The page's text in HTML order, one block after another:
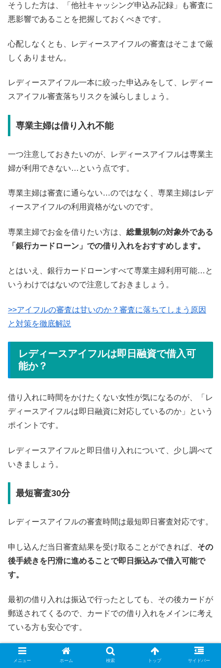
そうした方は、「他社キャッシング申込み記録」も審査に
悪影響であることを把握しておくべきです。
心配しなくとも、レディースアイフルの審査はそこまで厳
しくありません。
レディースアイフル一本に絞った申込みをして、レディー
スアイフル審査落ちリスクを減らしましょう。
専業主婦は借り入れ不能
一つ注意しておきたいのが、レディースアイフルは専業主
婦が利用できない…という点です。
専業主婦は審査に通らない…のではなく、専業主婦はレデ
ィースアイフルの利用資格がないのです。
専業主婦でお金を借りたい方は、 総量規制の対象外である
「銀行カードローン」での借り入れをおすすめします。
とはいえ、銀行カードローンすべて専業主婦利用可能…と
いうわけではないので注意しておきましょう。
>>アイフルの審査は甘いのか？審査に落ちてしまう原因
と対策を徹底解説
レディースアイフルは即日融資で借入可
能か？
借り入れに時間をかけたくない女性が気になるのが、「レ
ディースアイフルは即日融資に対応しているのか」という
ポイントです。
レディースアイフルと即日借り入れについて、少し調べて
いきましょう。
最短審査30分
レディースアイフルの審査時間は最短即日審査対応です。
申し込んだ当日審査結果を受け取ることができれば、 その
後手続きを円滑に進めることで即日振込みで借入可能で
す。
最初の借り入れは振込で行ったとしても、その後カードが
郵送されてくるので、カードでの借り入れをメインに考え
ている方も安心です。
どうしても最初の借り入れからカードを使ったATM借り
メニュー ホーム 検索 トップ サイドバー